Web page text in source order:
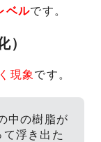
ベルです。
現象です。
中の樹脂が
浮き出た